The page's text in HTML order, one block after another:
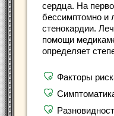
сердца. На
бессимптомно и
стенокардии.
помощи
определяет
Факторы